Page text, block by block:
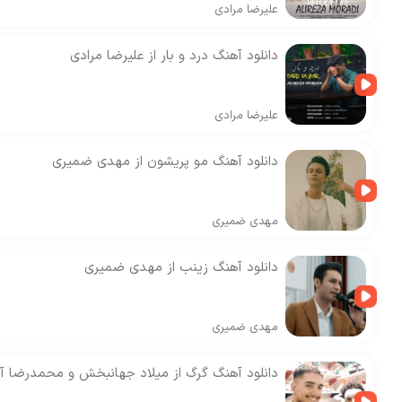
علیرضا مرادی
دانلود آهنگ درد و بار از علیرضا مرادی
علیرضا مرادی
دانلود آهنگ مو پریشون از مهدی ضمیری
مهدی ضمیری
دانلود آهنگ زینب از مهدی ضمیری
مهدی ضمیری
دانلود آهنگ گرگ از میلاد جهانبخش و محمدرضا